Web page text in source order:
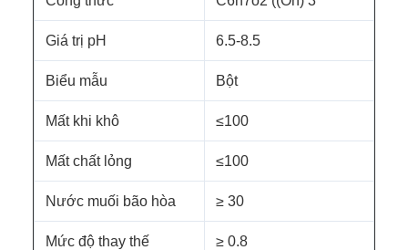
Giá trị pH 6.5-8.5
Biểu mẫu Bột
Mất khi khô ≤100
Mất chất lỏng ≤100
Nước muối bão hòa ≥ 30
Mức độ thay thế ≥ 0.8